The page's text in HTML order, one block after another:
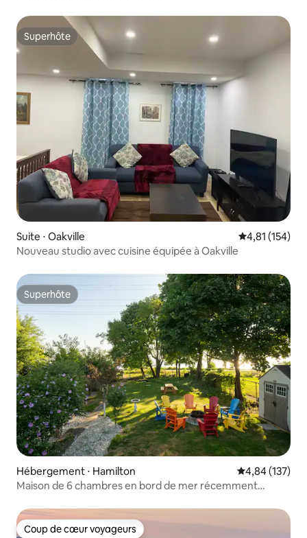
Superhôte
Superhôte
Suite ⋅ Oakville Évaluation
4,81 (154)
Nouveau studio avec cuisine équipée à Oakville
Superhôte
Superhôte
Hébergement ⋅ Hamilton Évaluation
4,84 (137)
Maison de 6 chambres en bord de mer récemment
Coup de cœur voyageurs
Coup de cœur voyageurs